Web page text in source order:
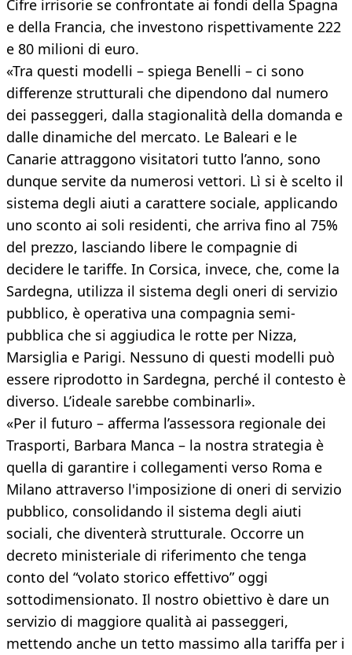
Cifre irrisorie se confrontate ai fondi della Spagna
e della Francia, che investono rispettivamente 222
e 80 milioni di euro.
«Tra questi modelli – spiega Benelli – ci sono
differenze strutturali che dipendono dal numero
dei passeggeri, dalla stagionalità della domanda e
dalle dinamiche del mercato. Le Baleari e le
Canarie attraggono visitatori tutto l’anno, sono
dunque servite da numerosi vettori. Lì si è scelto il
sistema degli aiuti a carattere sociale, applicando
uno sconto ai soli residenti, che arriva fino al 75%
del prezzo, lasciando libere le compagnie di
decidere le tariffe. In Corsica, invece, che, come la
Sardegna, utilizza il sistema degli oneri di servizio
pubblico, è operativa una compagnia semi-
pubblica che si aggiudica le rotte per Nizza,
Marsiglia e Parigi. Nessuno di questi modelli può
essere riprodotto in Sardegna, perché il contesto è
diverso. L’ideale sarebbe combinarli».
«Per il futuro – afferma l’assessora regionale dei
Trasporti, Barbara Manca – la nostra strategia è
quella di garantire i collegamenti verso Roma e
Milano attraverso l'imposizione di oneri di servizio
pubblico, consolidando il sistema degli aiuti
sociali, che diventerà strutturale. Occorre un
decreto ministeriale di riferimento che tenga
conto del “volato storico effettivo” oggi
sottodimensionato. Il nostro obiettivo è dare un
servizio di maggiore qualità ai passeggeri,
mettendo anche un tetto massimo alla tariffa per i